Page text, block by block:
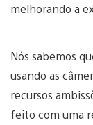
melhorando a
Nós sabemos
usando as
recursos
feito com uma